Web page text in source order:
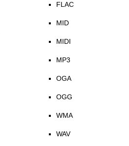
FLAC
MID
MIDI
MP3
OGA
OGG
WMA
WAV